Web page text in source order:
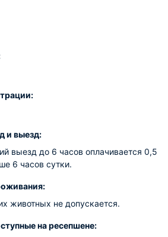
и выезд:
выезд до 6 часов оплачивается 0,5
6 часов сутки.
животных не допускается.
на ресепшене: